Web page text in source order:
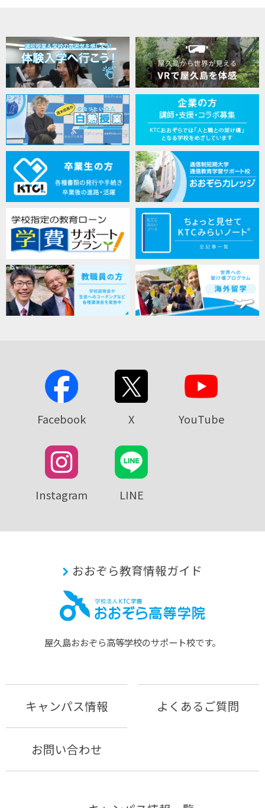
Facebook X YouTube
Instagram LINE
おおぞら教育情報ガイド
屋久島おおぞら⾼等学校のサポート校です。
キャンパス情報 よくあるご質問
お問い合わせ